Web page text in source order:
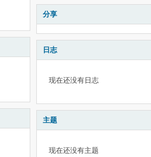
分享
日志
现在还没有日志
主题
现在还没有主题